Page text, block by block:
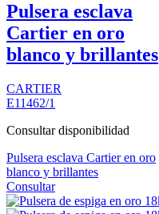
Pulsera esclava
Cartier en oro
blanco y brillantes
CARTIER
E11462/1
Consultar disponibilidad
Pulsera esclava Cartier en oro
blanco y brillantes
Consultar